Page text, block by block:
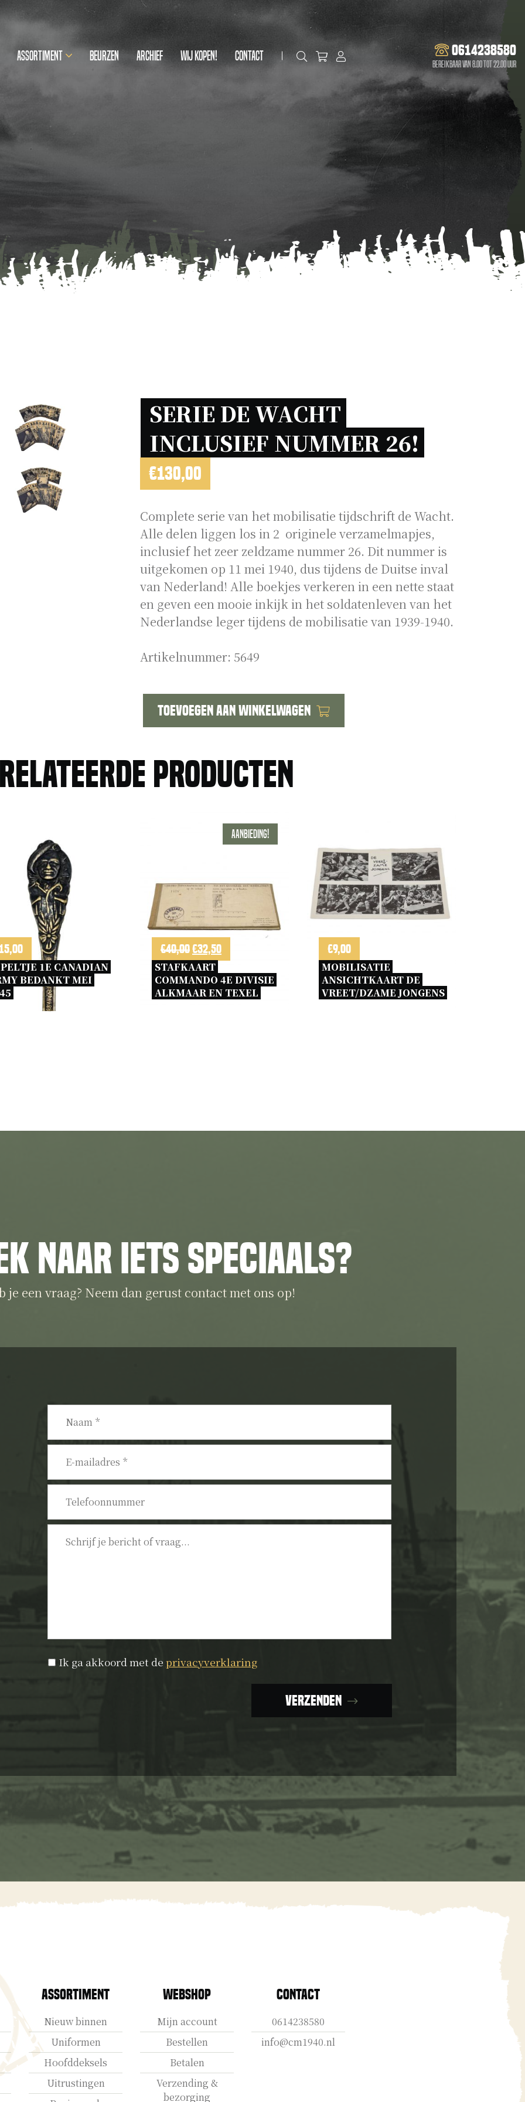
0614238580
Bereikbaar van 8.00 tot 22.00 uur
Assortiment Beurzen Archief Wij kopen! Contact
SERIE DE WACHT
INCLUSIEF NUMMER 26!
€130,00
Complete serie van het mobilisatie tijdschrift de Wacht.
Alle delen liggen los in 2 originele verzamelmapjes,
inclusief het zeer zeldzame nummer 26. Dit nummer is
uitgekomen op 11 mei 1940, dus tijdens de Duitse inval
van Nederland! Alle boekjes verkeren in een nette staat
en geven een mooie inkijk in het soldatenleven van het
Nederlandse leger tijdens de mobilisatie van 1939-1940.
Artikelnummer: 5649
Serie
wacht
inclusief
Toevoegen aan winkelwagen
producten
1E CANADIAN
BEDANKT MEI
Aanbieding!
€40,00Oorspronkelijke
prijs
was:
€40,00.
€32,50Huidige
is:
€32,50.
STAFKAART
COMMANDO 4E DIVISIE
ALKMAAR EN TEXEL
€9,00
MOBILISATIE
ANSICHTKAART DE
naar iets speciaals?
je een vraag? Neem dan gerust contact met ons op!
mailadres *
Privacyverklaring *
Ik ga akkoord met de privacyverklaring
Verzenden
Assortiment
Nieuw binnen
Uniformen
Hoofddeksels
Uitrustingen
Webshop
Mijn account
Bestellen
Betalen
Verzending &
bezorging
Contact
0614238580
info@cm1940.nl